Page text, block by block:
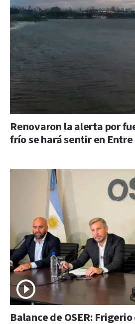
Renovaron la alerta por
frío se hará sentir en Entre
Balance de OSER: